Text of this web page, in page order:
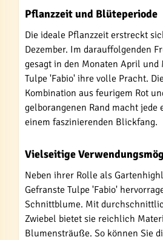
Pflanzzeit und Blüteperiode
Die ideale Pflanzzeit erstreckt
Dezember. Im darauffolgenden
gesagt in den Monaten April
Tulpe 'Fabio' ihre volle Pracht.
Kombination aus feurigem Rot
gelborangenen Rand macht jede
einem faszinierenden Blickfang.
Vielseitige
Neben ihrer Rolle als
Gefranste Tulpe 'Fabio'
Schnittblume. Mit
Zwiebel bietet sie reichlich
Blumensträuße. So können Sie